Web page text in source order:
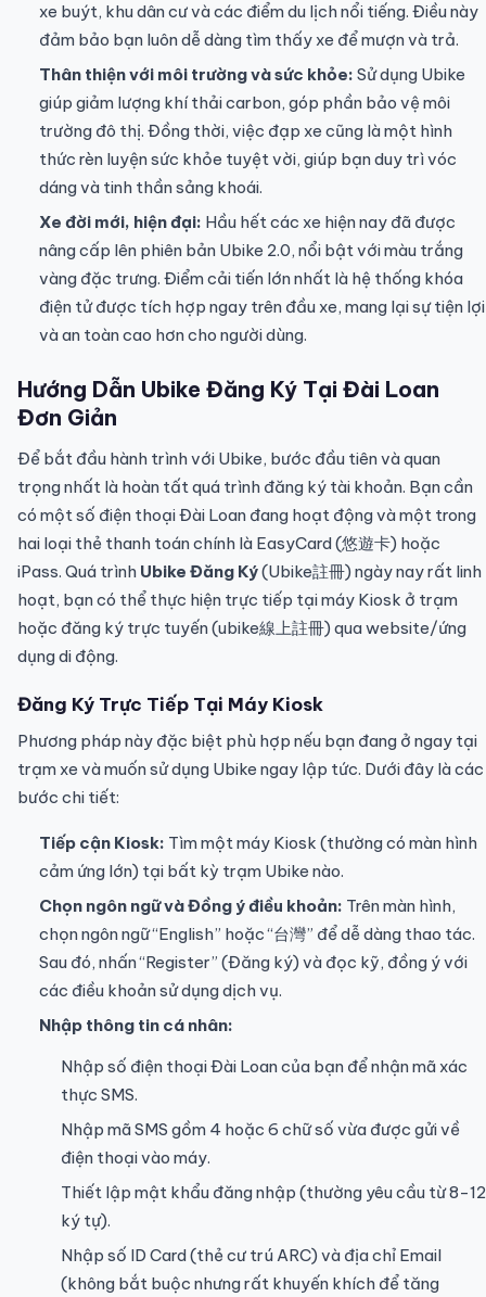
xe buýt, khu dân cư và các điểm du lịch nổi tiếng. Điều này
đảm bảo bạn luôn dễ dàng tìm thấy xe để mượn và trả.
Thân thiện với môi trường và sức khỏe: Sử dụng Ubike
giúp giảm lượng khí thải carbon, góp phần bảo vệ môi
trường đô thị. Đồng thời, việc đạp xe cũng là một hình
thức rèn luyện sức khỏe tuyệt vời, giúp bạn duy trì vóc
dáng và tinh thần sảng khoái.
Xe đời mới, hiện đại: Hầu hết các xe hiện nay đã được
nâng cấp lên phiên bản Ubike 2.0, nổi bật với màu trắng
vàng đặc trưng. Điểm cải tiến lớn nhất là hệ thống khóa
điện tử được tích hợp ngay trên đầu xe, mang lại sự tiện lợi
và an toàn cao hơn cho người dùng.
Hướng Dẫn Ubike Đăng Ký Tại Đài Loan
Đơn Giản
Để bắt đầu hành trình với Ubike, bước đầu tiên và quan
trọng nhất là hoàn tất quá trình đăng ký tài khoản. Bạn cần
có một số điện thoại Đài Loan đang hoạt động và một trong
hai loại thẻ thanh toán chính là EasyCard (悠遊卡) hoặc
iPass. Quá trình Ubike Đăng Ký(Ubike註冊) ngày nay rất linh
hoạt, bạn có thể thực hiện trực tiếp tại máy Kiosk ở trạm
hoặc đăng ký trực tuyến (ubike線上註冊) qua website/ứng
dụng di động.
Đăng Ký Trực Tiếp Tại Máy Kiosk
Phương pháp này đặc biệt phù hợp nếu bạn đang ở ngay tại
trạm xe và muốn sử dụng Ubike ngay lập tức. Dưới đây là các
bước chi tiết:
Tiếp cận Kiosk: Tìm một máy Kiosk (thường có màn hình
cảm ứng lớn) tại bất kỳ trạm Ubike nào.
Chọn ngôn ngữ và Đồng ý điều khoản: Trên màn hình,
chọn ngôn ngữ “English” hoặc “台灣” để dễ dàng thao tác.
Sau đó, nhấn “Register” (Đăng ký) và đọc kỹ, đồng ý với
các điều khoản sử dụng dịch vụ.
Nhập thông tin cá nhân:
Nhập số điện thoại Đài Loan của bạn để nhận mã xác
thực SMS.
Nhập mã SMS gồm 4 hoặc 6 chữ số vừa được gửi về
điện thoại vào máy.
Thiết lập mật khẩu đăng nhập (thường yêu cầu từ 8-12
ký tự).
Nhập số ID Card (thẻ cư trú ARC) và địa chỉ Email
(không bắt buộc nhưng rất khuyến khích để tăng